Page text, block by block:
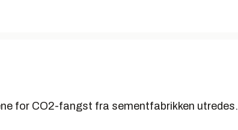
for CO2-fangst fra sementfabrikken utredes.